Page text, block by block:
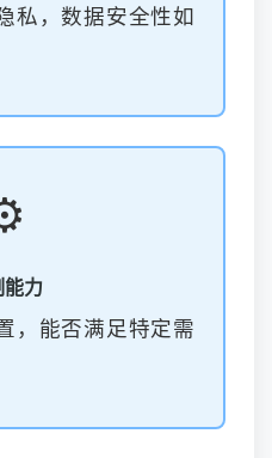
私，数据安全性如
能力
，能否满足特定需